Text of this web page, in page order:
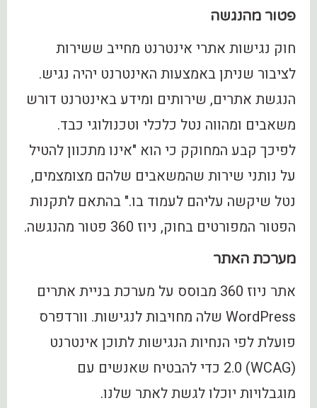
פטור מהנגשה
חוק נגישות אתרי אינטרנט מחייב ששירות
לציבור שניתן באמצעות האינטרנט יהיה נגיש.
הנגשת אתרים, שירותים ומידע באינטרנט דורש
משאבים ומהווה נטל כלכלי וטכנולוגי כבד.
לפיכך קבע המחוקק כי הוא "אינו מתכוון להטיל
על נותני שירות שהמשאבים שלהם מצומצמים,
נטל שיקשה עליהם לעמוד בו." בהתאם לתקנות
הפטור המפורטים בחוק, ניוז 360 פטור מהנגשה.
מערכת האתר
אתר ניוז 360 מבוסס על מערכת בניית אתרים
WordPress שלה מחויבות לנגישות. וורדפרס
פועלת לפי הנחיות הנגישות לתוכן אינטרנט
(WCAG) 2.0 כדי להבטיח שאנשים עם
מוגבלויות יוכלו לגשת לאתר שלנו.